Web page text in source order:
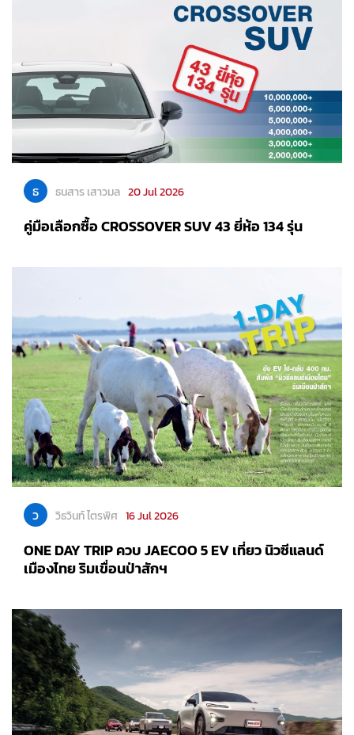
ธ ธนสาร เสาวมล 20 Jul 2026
คู่มือเลือกซื้อ CROSSOVER SUV 43 ยี่ห้อ 134 รุ่น
ว วิธวินท์ ไตรพิศ 16 Jul 2026
ONE DAY TRIP ควบ JAECOO 5 EV เที่ยว นิวซีแลนด์
เมืองไทย ริมเขื่อนป่าสักฯ